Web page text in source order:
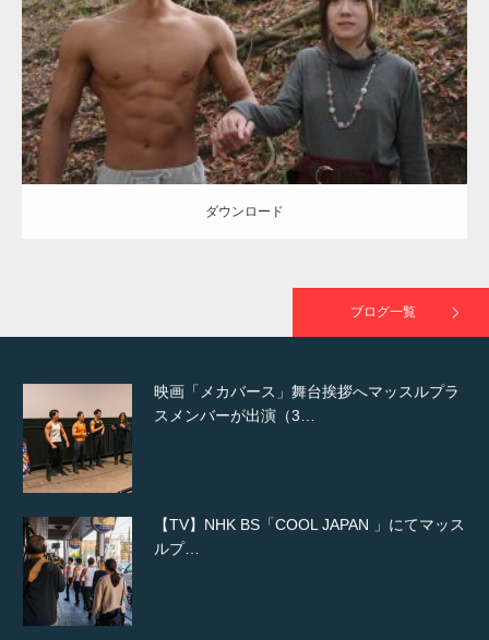
Category:公園のマッチョ その他 AKIHITO(細マッチョ) 大胸筋 腹筋
ダウンロード
ダウンロード
ブログ一覧
で紹介さ…
NHK「所さん！事件ですよ」に取材されまし
た（6/8放送）
映画「メカバース」舞台挨拶へマッスルプラ
スメンバーが出演（3…
【TV】NHK BS「COOL JAPAN 」にてマッス
ルプ…